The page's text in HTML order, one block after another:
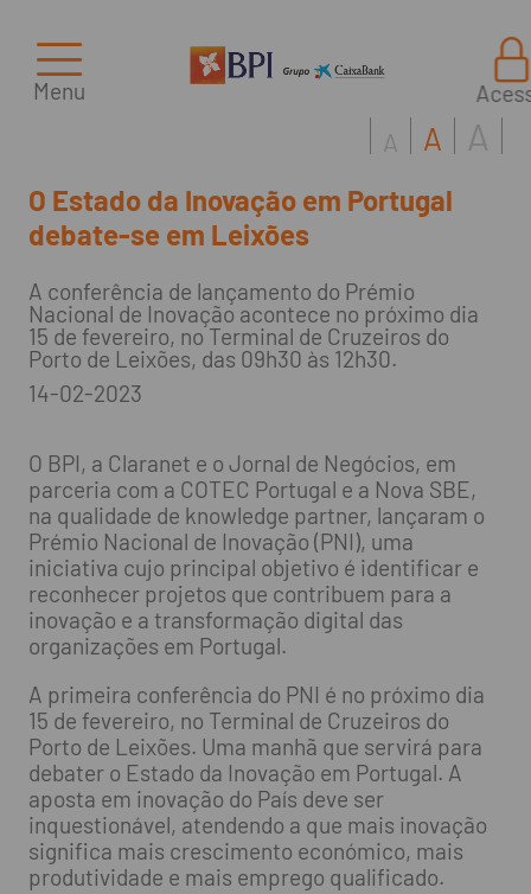
Menu
O Estado da Inovação em Portugal
debate-se em Leixões
A A A
A conferência de lançamento do Prémio
Nacional de Inovação acontece no próximo dia
15 de fevereiro, no Terminal de Cruzeiros do
Porto de Leixões, das 09h30 às 12h30.
14-02-2023
O BPI, a Claranet e o Jornal de Negócios, em
parceria com a COTEC Portugal e a Nova SBE,
na qualidade de knowledge partner, lançaram o
Prémio Nacional de Inovação (PNI), uma
iniciativa cujo principal objetivo é identificar e
reconhecer projetos que contribuem para a
inovação e a transformação digital das
organizações em Portugal.
A primeira conferência do PNI é no próximo dia
15 de fevereiro, no Terminal de Cruzeiros do
Porto de Leixões. Uma manhã que servirá para
debater o Estado da Inovação em Portugal. A
aposta em inovação do País deve ser
inquestionável, atendendo a que mais inovação
significa mais crescimento económico, mais
produtividade e mais emprego qualificado.